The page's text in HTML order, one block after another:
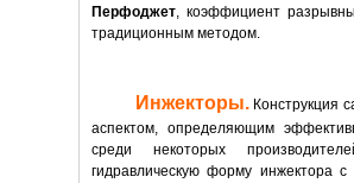
Перфоджет, коэффициент
традиционным методом.
Инжекторы.Конструкция
аспектом, определяющим
среди некоторых
гидравлическую форму инжектора